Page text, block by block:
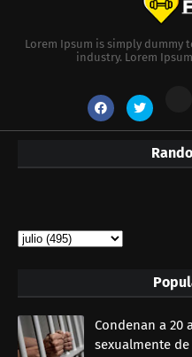
Lorem Ipsum is simply
industry. Lorem
Condenan a 20
sexualmente